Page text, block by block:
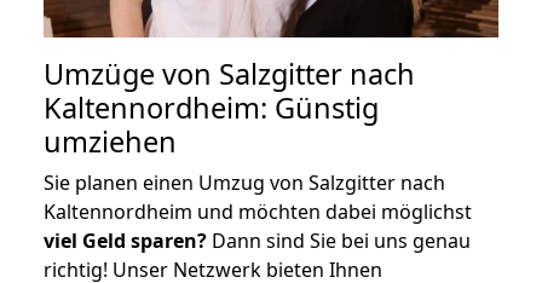
Umzüge von Salzgitter nach
Kaltennordheim: Günstig
umziehen
Sie planen einen Umzug von Salzgitter nach
Kaltennordheim und möchten dabei möglichst
viel Geld sparen? Dann sind Sie bei uns genau
richtig! Unser Netzwerk bieten Ihnen